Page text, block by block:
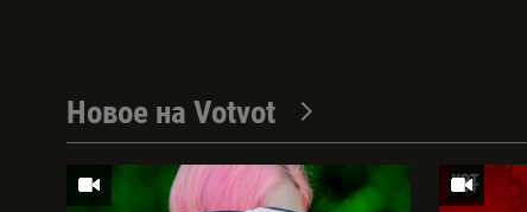
Новое на Votvot